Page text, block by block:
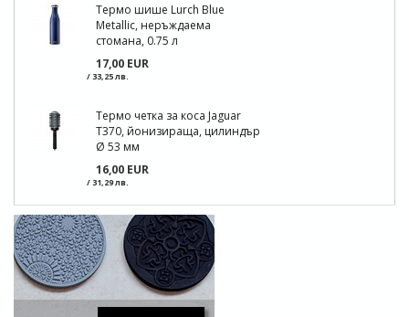
Термо шише Lurch Blue
Metallic, неръждаема
стомана, 0.75 л
17,00 EUR
/ 33,25 лв.
Термо четка за коса Jaguar
Т370, йонизираща, цилиндър
Ø 53 мм
16,00 EUR
/ 31,29 лв.